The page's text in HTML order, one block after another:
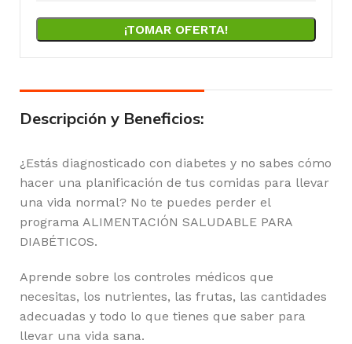
¡TOMAR OFERTA!
Descripción y Beneficios:
¿Estás diagnosticado con diabetes y no sabes cómo
hacer una planificación de tus comidas para llevar
una vida normal? No te puedes perder el
programa ALIMENTACIÓN SALUDABLE PARA
DIABÉTICOS.
Aprende sobre los controles médicos que
necesitas, los nutrientes, las frutas, las cantidades
adecuadas y todo lo que tienes que saber para
llevar una vida sana.